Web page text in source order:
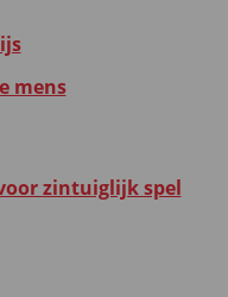
mens
zintuiglijk spel